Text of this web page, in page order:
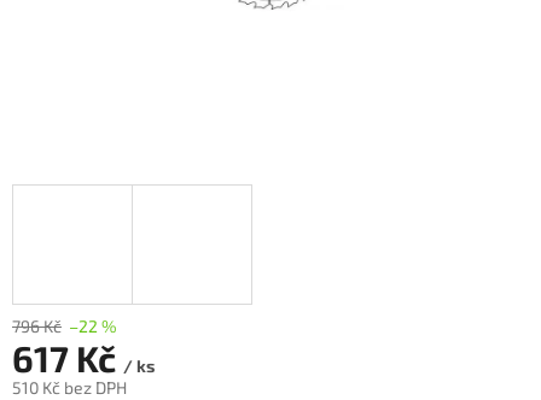
796 Kč –22 %
617 Kč / ks
510 Kč bez DPH